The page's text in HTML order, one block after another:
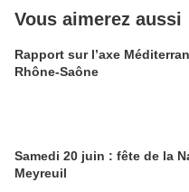
Vous aimerez aussi
Rapport sur l’axe
Rhône-Saône
Samedi 20 juin : fête de la
Meyreuil